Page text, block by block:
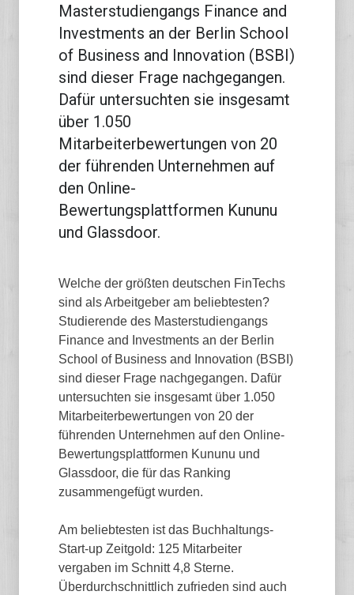
Masterstudiengangs Finance and
Investments an der Berlin School
of Business and Innovation (BSBI)
sind dieser Frage nachgegangen.
Dafür untersuchten sie insgesamt
über 1.050
Mitarbeiterbewertungen von 20
der führenden Unternehmen auf
den Online-
Bewertungsplattformen Kununu
und Glassdoor.
Welche der größten deutschen FinTechs
sind als Arbeitgeber am beliebtesten?
Studierende des Masterstudiengangs
Finance and Investments an der Berlin
School of Business and Innovation (BSBI)
sind dieser Frage nachgegangen. Dafür
untersuchten sie insgesamt über 1.050
Mitarbeiterbewertungen von 20 der
führenden Unternehmen auf den Online-
Bewertungsplattformen Kununu und
Glassdoor, die für das Ranking
zusammengefügt wurden.
Am beliebtesten ist das Buchhaltungs-
Start-up Zeitgold: 125 Mitarbeiter
vergaben im Schnitt 4,8 Sterne.
Überdurchschnittlich zufrieden sind auch